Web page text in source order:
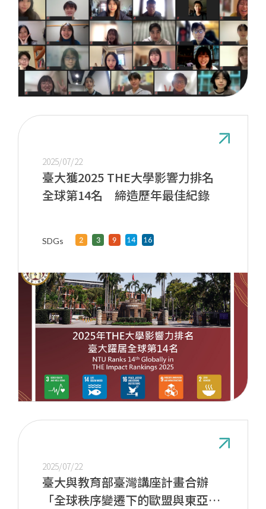
2025/07/22
臺大獲2025 THE大學影響力排名
全球第14名 締造歷年最佳紀錄
SDGs
2025/07/22
臺大與教育部臺灣講座計畫合辦
「全球秩序變遷下的歐盟與東亞關